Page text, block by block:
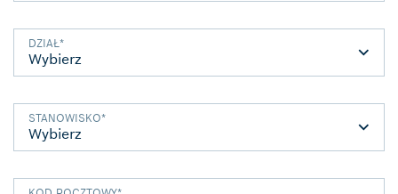
DZIAŁ*
STANOWISKO*